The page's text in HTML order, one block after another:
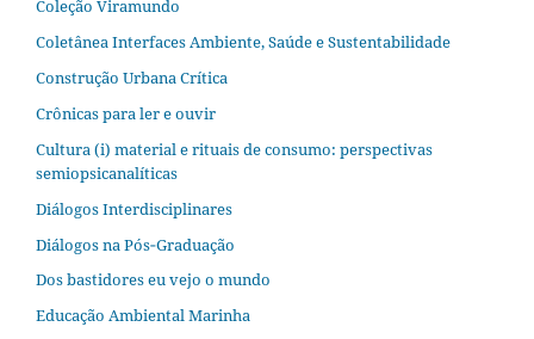
Coleção Viramundo
Coletânea Interfaces Ambiente, Saúde e Sustentabilidade
Construção Urbana Crítica
Crônicas para ler e ouvir
Cultura (i) material e rituais de consumo: perspectivas
semiopsicanalíticas
Diálogos Interdisciplinares
Diálogos na Pós‐Graduação
Dos bastidores eu vejo o mundo
Educação Ambiental Marinha